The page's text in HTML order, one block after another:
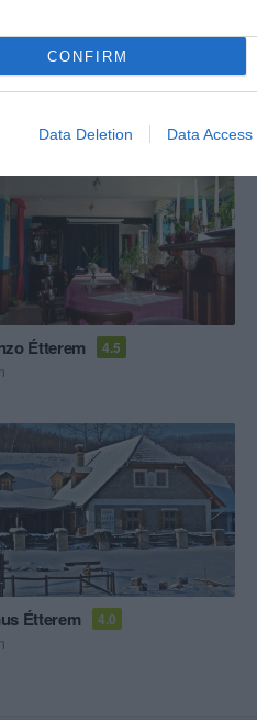
CONFIRM
Data Deletion Data Access
Étterem 4.5
Étterem 4.0